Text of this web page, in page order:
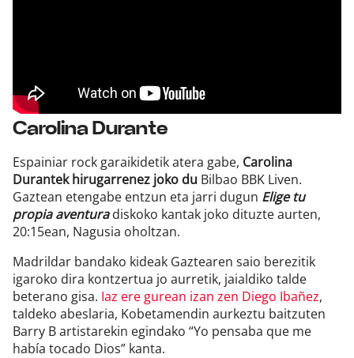
Carolina Durante
Espainiar rock garaikidetik atera gabe, Carolina
Durantek hirugarrenez joko du Bilbao BBK Liven.
Gaztean etengabe entzun eta jarri dugun Elige tu
propia aventuradiskoko kantak joko dituzte aurten,
20:15ean, Nagusia oholtzan.
Madrildar bandako kideak Gaztearen saio berezitik
igaroko dira kontzertua jo aurretik, jaialdiko talde
beterano gisa. Iaz ere gurean izan zen Diego Ibañez,
taldeko abeslaria, Kobetamendin aurkeztu baitzuten
Barry B artistarekin egindako “Yo pensaba que me
había tocado Dios” kanta.